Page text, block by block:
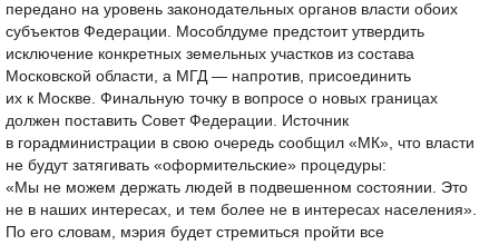
передано на уровень законодательных органов власти обоих
субъектов Федерации. Мособлдуме предстоит утвердить
исключение конкретных земельных участков из состава
Московской области, а МГД — напротив, присоединить
их к Москве. Финальную точку в вопросе о новых границах
должен поставить Совет Федерации. Источник
в горадминистрации в свою очередь сообщил «МК», что власти
не будут затягивать «оформительские» процедуры:
«Мы не можем держать людей в подвешенном состоянии. Это
не в наших интересах, и тем более не в интересах населения».
По его словам, мэрия будет стремиться пройти все